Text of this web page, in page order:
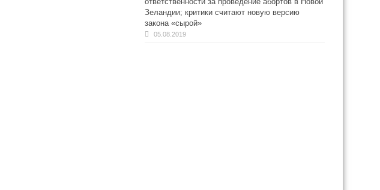
Зеландии; критики считают новую версию
закона «сырой»
05.08.2019